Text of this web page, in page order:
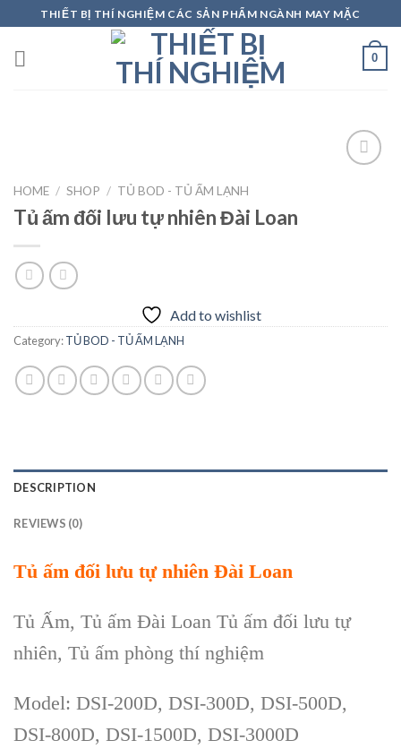
to
content
THIẾT BỊ THÍ NGHIỆM CÁC SẢN PHẨM NGÀNH MAY MẶC
0
HOME / SHOP / TỦ BOD - TỦ ẤM LẠNH
Tủ ấm đối lưu tự nhiên Đài Loan
Add to wishlist
Category:TỦ BOD - TỦ ẤM LẠNH
DESCRIPTION
REVIEWS (0)
Tủ ấm đối lưu tự nhiên Đài Loan
Tủ Ấm, Tủ ấm Đài Loan Tủ ấm đối lưu tự
nhiên, Tủ ấm phòng thí nghiệm
Model: DSI-200D, DSI-300D, DSI-500D,
DSI-800D, DSI-1500D, DSI-3000D